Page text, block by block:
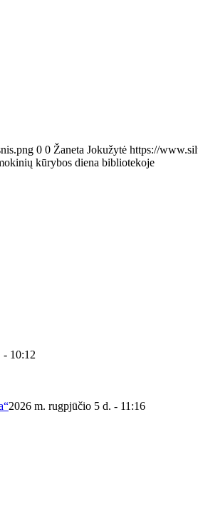
0 0 Žaneta Jokužytė https://
kūrybos diena bibliotekoje
- 10:12
2026 m. rugpjūčio 5 d. - 11:16